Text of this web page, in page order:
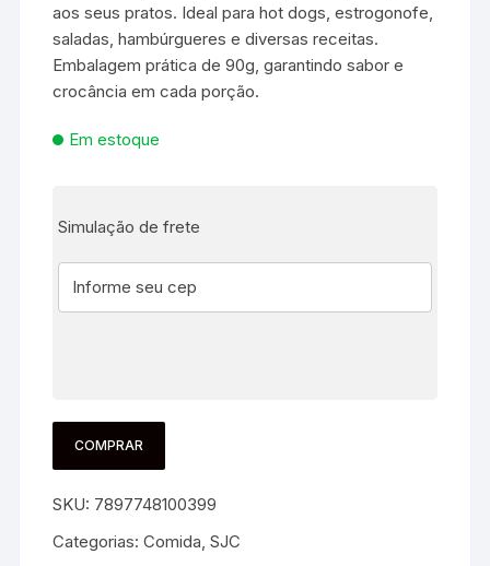
aos seus pratos. Ideal para hot dogs, estrogonofe,
saladas, hambúrgueres e diversas receitas.
Embalagem prática de 90g, garantindo sabor e
crocância em cada porção.
Em estoque
Simulação de frete
COMPRAR
SKU: 7897748100399
Categorias:Comida ,SJC